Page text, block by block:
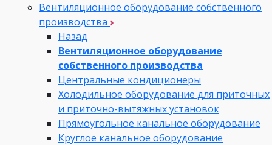
Вентиляционное оборудование собственного
производства
Назад
Вентиляционное оборудование
собственного производства
Центральные кондиционеры
Холодильное оборудование для приточных
и приточно-вытяжных установок
Прямоугольное канальное оборудование
Круглое канальное оборудование